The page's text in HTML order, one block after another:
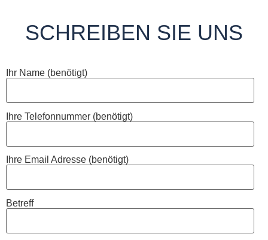
SCHREIBEN SIE UNS
Ihr Name (benötigt)
Ihre Telefonnummer (benötigt)
Ihre Email Adresse (benötigt)
Betreff